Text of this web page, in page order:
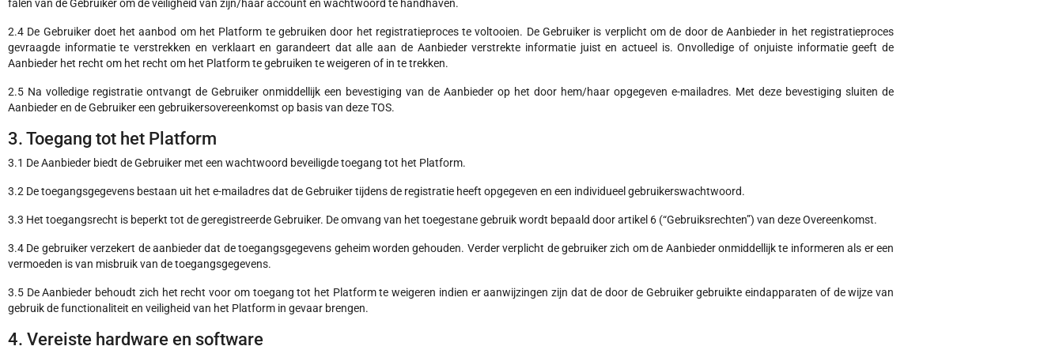
falen van de Gebruiker om de veiligheid van zijn/haar account en wachtwoord te handhaven.
2.4 De Gebruiker doet het aanbod om het Platform te gebruiken door het registratieproces te voltooien. De Gebruiker is verplicht om de door de Aanbieder in het registratieproces
gevraagde informatie te verstrekken en verklaart en garandeert dat alle aan de Aanbieder verstrekte informatie juist en actueel is. Onvolledige of onjuiste informatie geeft de
Aanbieder het recht om het recht om het Platform te gebruiken te weigeren of in te trekken.
2.5 Na volledige registratie ontvangt de Gebruiker onmiddellijk een bevestiging van de Aanbieder op het door hem/haar opgegeven e-mailadres. Met deze bevestiging sluiten de
Aanbieder en de Gebruiker een gebruikersovereenkomst op basis van deze TOS.
3. Toegang tot het Platform
3.1 De Aanbieder biedt de Gebruiker met een wachtwoord beveiligde toegang tot het Platform.
3.2 De toegangsgegevens bestaan uit het e-mailadres dat de Gebruiker tijdens de registratie heeft opgegeven en een individueel gebruikerswachtwoord.
3.3 Het toegangsrecht is beperkt tot de geregistreerde Gebruiker. De omvang van het toegestane gebruik wordt bepaald door artikel 6 (“Gebruiksrechten”) van deze Overeenkomst.
3.4 De gebruiker verzekert de aanbieder dat de toegangsgegevens geheim worden gehouden. Verder verplicht de gebruiker zich om de Aanbieder onmiddellijk te informeren als er een
vermoeden is van misbruik van de toegangsgegevens.
3.5 De Aanbieder behoudt zich het recht voor om toegang tot het Platform te weigeren indien er aanwijzingen zijn dat de door de Gebruiker gebruikte eindapparaten of de wijze van
gebruik de functionaliteit en veiligheid van het Platform in gevaar brengen.
4. Vereiste hardware en software